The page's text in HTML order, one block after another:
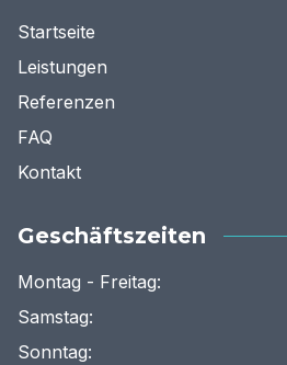
Startseite
Leistungen
Referenzen
FAQ
Kontakt
Geschäftszeiten
Montag - Freitag:
Samstag:
Sonntag: